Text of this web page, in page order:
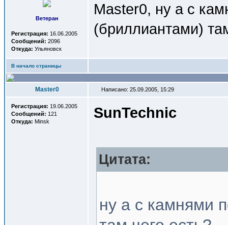
Ветеран
Регистрация: 16.06.2005
Сообщений: 2096
Откуда: Ульяновск
Master0, ну а с
(бриллиантами)
В начало страницы
Master0 Написано: 25.09.2005, 15:29
Регистрация: 19.06.2005
Сообщений: 121
Откуда: Minsk
SunTechnic
Цитата:
ну а с камнями